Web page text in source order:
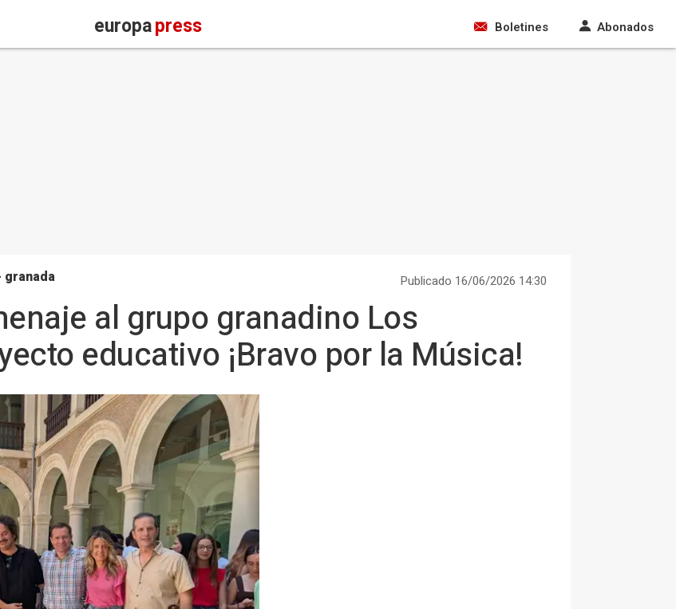
europapress Boletines Abonados
granada Publicado 16/06/2026 14:30
al grupo granadino Los
educativo ¡Bravo por la Música!